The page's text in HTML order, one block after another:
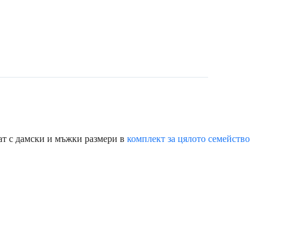
с дамски и мъжки размери в комплект за цялото семейство